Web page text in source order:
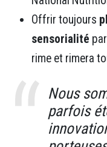
Offrir toujours
sensorialité
rime et rimera
Nous
parfois